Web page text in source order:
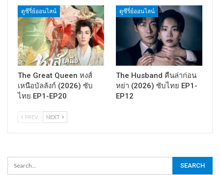
ดูซีรี่ย์ออนไลน์
The Great Queen หงส์
เหนือบัลลังก์ (2026) ซับ
ไทย EP1-EP20
ดูซีรี่ย์ออนไลน์
The Husband คืนล่าก่อน
หย่า (2026) ซับไทย EP1-
EP12
PREV NEXT